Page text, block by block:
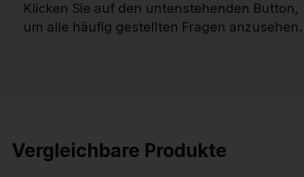
Klicken Sie auf den untenstehenden Button,
um alle häufig gestellten Fragen anzusehen.
Vergleichbare Produkte